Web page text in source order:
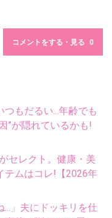
コメントをする・見る
もだるい...年齢でも
”が隠れているかも!
セレクト。健康・美
テムはコレ!【2026年
」夫にドッキリを仕